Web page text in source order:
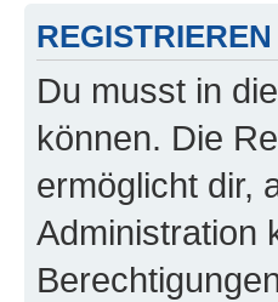
REGISTRIEREN
Du musst in
können. Die
ermöglicht dir,
Administration